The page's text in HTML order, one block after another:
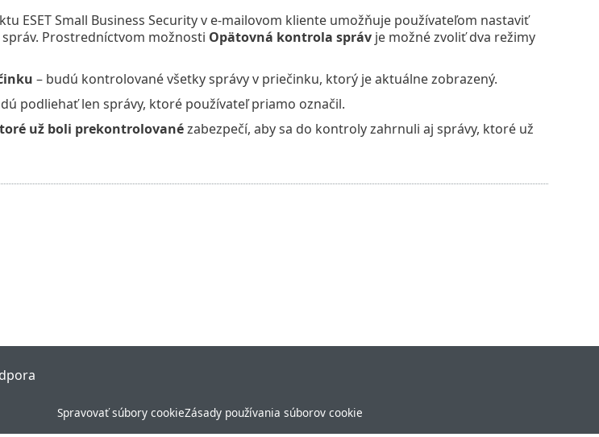
ESET Small Business Security v e-mailovom kliente umožňuje používateľom nastaviť
Prostredníctvom možnosti Opätovná kontrola správje možné zvoliť dva režimy
– budú kontrolované všetky správy v priečinku, ktorý je aktuálne zobrazený.
podliehať len správy, ktoré používateľ priamo označil.
už boli prekontrolovanézabezpečí, aby sa do kontroly zahrnuli aj správy, ktoré už
Spravovať súbory cookieZásady používania súborov cookie